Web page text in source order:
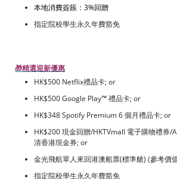
本地消費簽賬：3%回贈
指定院校學生永久年費豁免
🎁精選迎新優惠
HK$500 Netflix禮品卡; or
HK$500 Google Play™ 禮品卡; or
HK$348 Spotify Premium 6 個月禮品卡; or
HK$200 現金回贈/HKTVmall 電子購物禮券/
清香港現金券; or
金光飛航單人來回港澳船票(標準艙) (參考價
指定院校學生永久年費豁免